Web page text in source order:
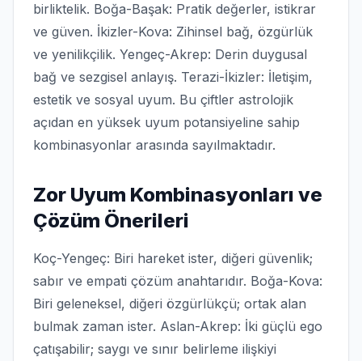
birliktelik. Boğa-Başak: Pratik değerler, istikrar
ve güven. İkizler-Kova: Zihinsel bağ, özgürlük
ve yenilikçilik. Yengeç-Akrep: Derin duygusal
bağ ve sezgisel anlayış. Terazi-İkizler: İletişim,
estetik ve sosyal uyum. Bu çiftler astrolojik
açıdan en yüksek uyum potansiyeline sahip
kombinasyonlar arasında sayılmaktadır.
Zor Uyum Kombinasyonları ve
Çözüm Önerileri
Koç-Yengeç: Biri hareket ister, diğeri güvenlik;
sabır ve empati çözüm anahtarıdır. Boğa-Kova:
Biri geleneksel, diğeri özgürlükçü; ortak alan
bulmak zaman ister. Aslan-Akrep: İki güçlü ego
çatışabilir; saygı ve sınır belirleme ilişkiyi